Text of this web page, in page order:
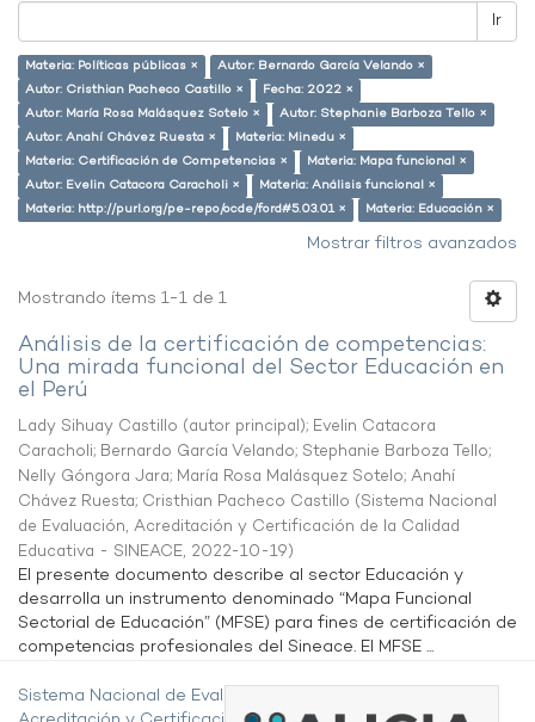
Ir
Materia: Políticas públicas ×
Autor: Bernardo García Velando ×
Autor: Cristhian Pacheco Castillo ×
Fecha: 2022 ×
Autor: María Rosa Malásquez Sotelo ×
Autor: Stephanie Barboza Tello ×
Autor: Anahí Chávez Ruesta ×
Materia: Minedu ×
Materia: Certificación de Competencias ×
Materia: Mapa funcional ×
Autor: Evelin Catacora Caracholi ×
Materia: Análisis funcional ×
Materia: http://purl.org/pe-repo/ocde/ford#5.03.01 ×
Materia: Educación ×
Mostrar filtros avanzados
Mostrando ítems 1-1 de 1
Análisis de la certificación de competencias:
Una mirada funcional del Sector Educación en
el Perú
Lady Sihuay Castillo (autor principal); Evelin Catacora
Caracholi; Bernardo García Velando; Stephanie Barboza Tello;
Nelly Góngora Jara; María Rosa Malásquez Sotelo; Anahí
Chávez Ruesta; Cristhian Pacheco Castillo (Sistema Nacional
de Evaluación, Acreditación y Certificación de la Calidad
Educativa - SINEACE, 2022-10-19)
El presente documento describe al sector Educación y
desarrolla un instrumento denominado “Mapa Funcional
Sectorial de Educación” (MFSE) para fines de certificación de
competencias profesionales del Sineace. El MFSE ...
Sistema Nacional de Evaluación,